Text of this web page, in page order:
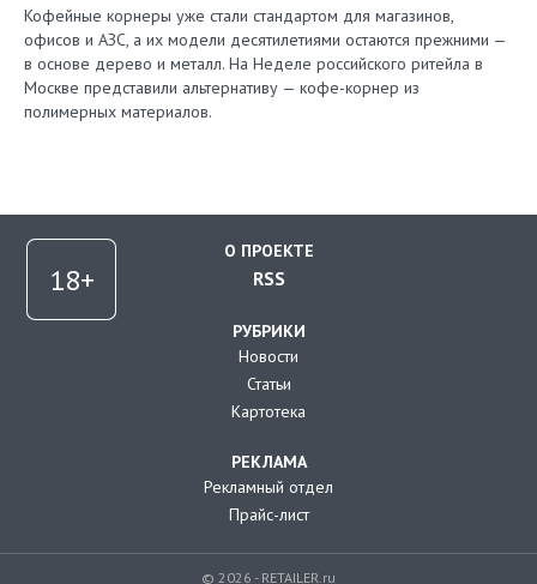
Кофейные корнеры уже стали стандартом для магазинов,
офисов и АЗС, а их модели десятилетиями остаются прежними —
в основе дерево и металл. На Неделе российского ритейла в
Москве представили альтернативу — кофе-корнер из
полимерных материалов.
О ПРОЕКТЕ
RSS
РУБРИКИ
Новости
Статьи
Картотека
РЕКЛАМА
Рекламный отдел
Прайс-лист
© 2026 - RETAILER.ru